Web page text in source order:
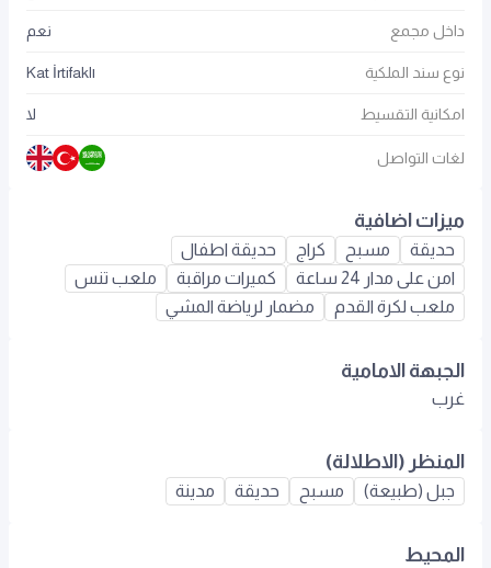
داخل مجمع نعم
نوع سند الملكية Kat İrtifaklı
امكانية التقسيط لا
لغات التواصل
ميزات اضافية
حديقة مسبح كراج
حديقة اطفال
امن على مدار 24 ساعة
كميرات مراقبة
ملعب تنس
ملعب لكرة القدم
مضمار لرياضة المشي
الجبهة الامامية
غرب
المنظر (الاطلالة)
جبل (طبيعة) مسبح حديقة مدينة
المحيط